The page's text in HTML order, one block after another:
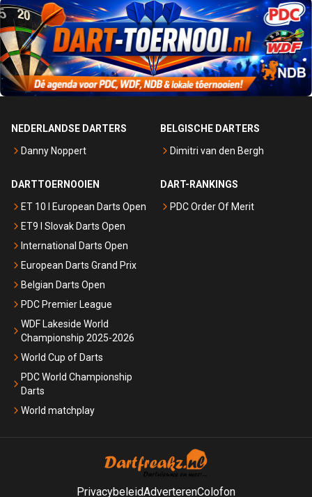
NEDERLANDSE DARTERS
Danny Noppert
BELGISCHE DARTERS
Dimitri van den Bergh
DARTTOERNOOIEN
ET 10 I European Darts Open
ET9 I Slovak Darts Open
International Darts Open
European Darts Grand Prix
Belgian Darts Open
PDC Premier League
WDF Lakeside World
Championship 2025-2026
World Cup of Darts
PDC World Championship
Darts
World matchplay
DART-RANKINGS
PDC Order Of Merit
PrivacybeleidAdverterenColofon